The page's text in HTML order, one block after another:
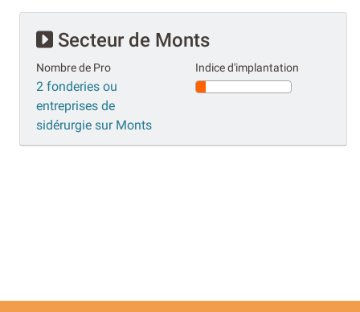
Secteur de Monts
Nombre de Pro
2 fonderies ou
entreprises de
sidérurgie sur Monts
Indice d'implantation